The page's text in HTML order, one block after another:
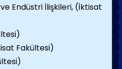
Endüstri İlişkileri, (İktisat
Fakültesi)